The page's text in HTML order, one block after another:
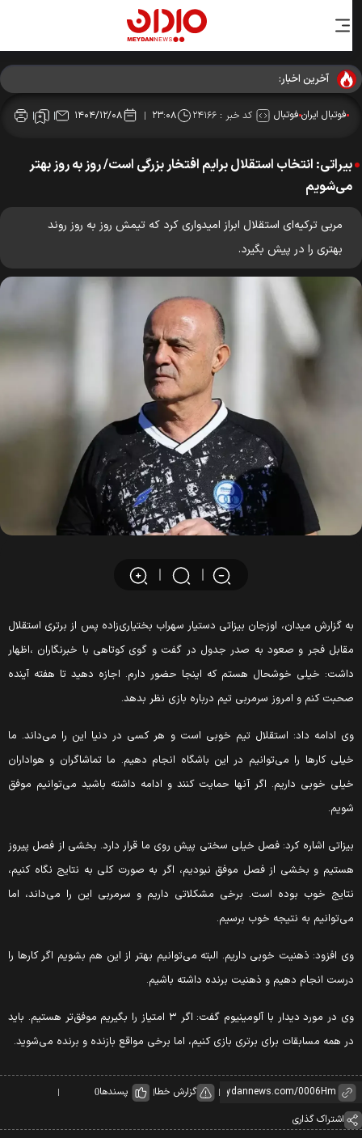
آخرین اخبار:
فوتبال ایرانفوتبال کد خبر : ۲۴۱۶۶ ۲۳:۰۸ ۱۴۰۴/۱۲/۰۸
بیراتی: انتخاب استقلال برایم افتخار بزرگی است/ روز به روز بهتر
می‌شویم
مربی ترکیه‌ای استقلال ابراز امیدواری کرد که تیمش روز به روز روند
بهتری را در پیش بگیرد.
گزارش میدان، اوزجان بیزاتی دستیار سهراب بختیاری‌زاده پس از برتری استقلال
فجر و صعود به صدر جدول در گفت و گوی کوتاهی با خبرنگاران ،اظهار
خیلی خوشحال هستم که اینجا حضور دارم. اجازه دهید تا هفته آینده
کنم و امروز سرمربی تیم درباره بازی نظر بدهد.
ادامه داد: استقلال تیم خوبی است و هر کسی در دنیا این را می‌داند. ما
کار‌ها را می‌توانیم در این باشگاه انجام دهیم. ما تماشاگران و هواداران
خوبی داریم. اگر آنها حمایت کنند و ادامه داشته باشید می‌توانیم موفق
اشاره کرد: فصل خیلی سختی پیش روی ما قرار دارد. بخشی از فصل پیروز
و بخشی از فصل موفق نبودیم، اگر به صورت کلی به نتایج نگاه کنیم،
خوب بوده است. برخی مشکلاتی داریم و سرمربی این را می‌داند، اما
به نتیجه خوب برسیم.
افزود: ذهنیت خوبی داریم. البته می‌توانیم بهتر از این هم بشویم اگر کار‌ها را
انجام دهیم و ذهنیت برنده داشته باشیم.
وی در مورد دیدار با آلومینیوم گفت: اگر ۳ امتیاز را بگیریم موفق‌تر هستیم. باید
همه مسابقات برای برتری بازی کنیم، اما برخی مواقع بازنده و برنده می‌شوید.
گزارش خطا پسندها0
اشتراک گذاری